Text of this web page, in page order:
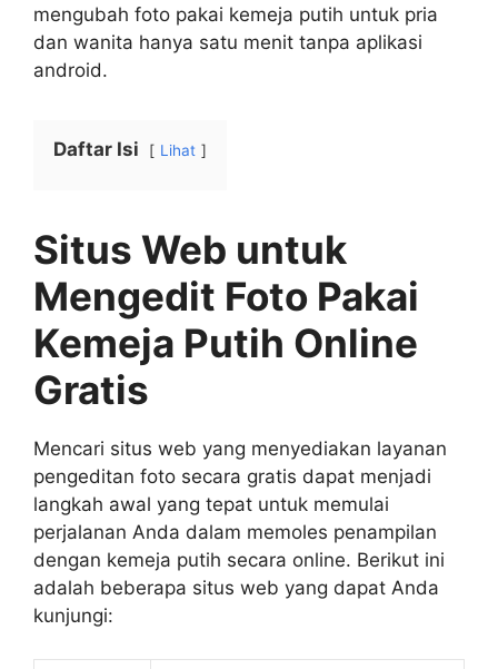
mengubah foto pakai kemeja putih untuk pria
dan wanita hanya satu menit tanpa aplikasi
android.
Daftar Isi Lihat
Situs Web untuk
Mengedit Foto Pakai
Kemeja Putih Online
Gratis
Mencari situs web yang menyediakan layanan
pengeditan foto secara gratis dapat menjadi
langkah awal yang tepat untuk memulai
perjalanan Anda dalam memoles penampilan
dengan kemeja putih secara online. Berikut ini
adalah beberapa situs web yang dapat Anda
kunjungi: